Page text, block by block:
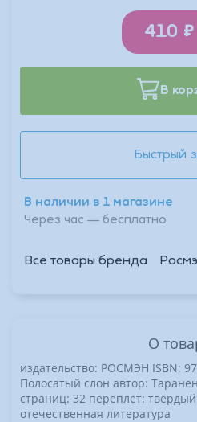
410
В
Быстрый
В наличии в 1 магазине
Через час — бесплатно
Все товары бренда
О
издательство: РОСМЭН ISBN:
Полосатый слон автор:
страниц: 32 переплет:
отечественная литература